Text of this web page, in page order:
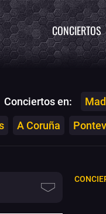
CONCIERTOS
Conciertos en:
A Coruña